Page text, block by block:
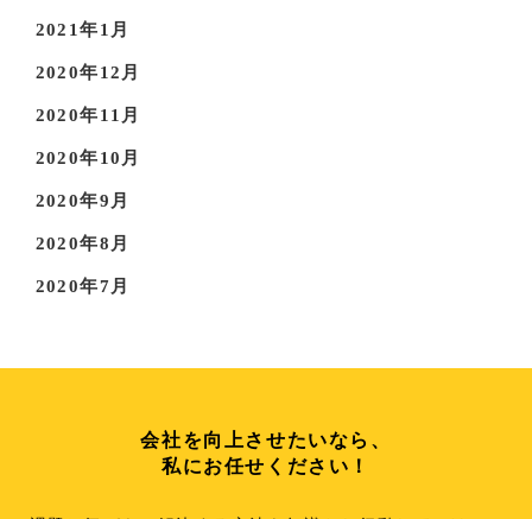
2021年1月
2020年12月
2020年11月
2020年10月
2020年9月
2020年8月
2020年7月
会社を向上させたいなら、
私にお任せください！